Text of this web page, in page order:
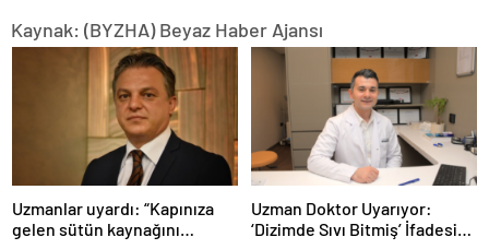
Kaynak: (BYZHA) Beyaz Haber Ajansı
Uzmanlar uyardı: “Kapınıza
gelen sütün kaynağını
Uzman Doktor Uyarıyor:
‘Dizimde Sıvı Bitmiş’ İfadesi